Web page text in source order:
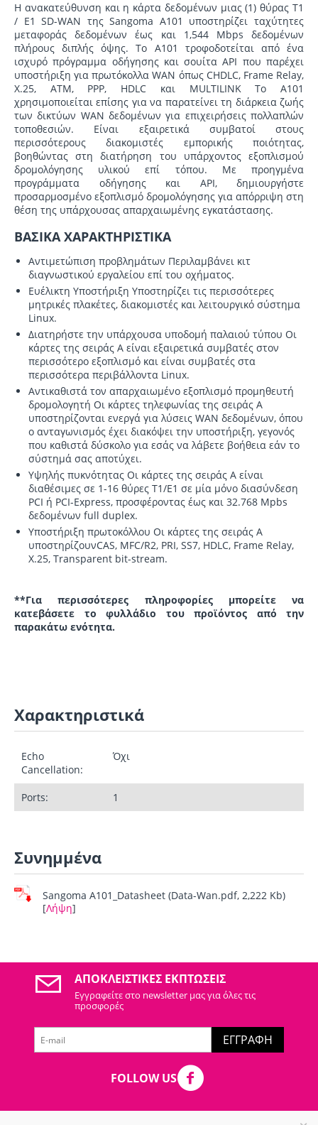
Η ανακατεύθυνση και η κάρτα δεδομένων μιας (1) θύρας T1
/ E1 SD-WAN της Sangoma A101 υποστηρίζει ταχύτητες
μεταφοράς δεδομένων έως και 1,544 Mbps δεδομένων
πλήρους διπλής όψης.
Το A101 τροφοδοτείται από ένα
ισχυρό πρόγραμμα οδήγησης και σουίτα API που παρέχει
υποστήριξη για πρωτόκολλα WAN όπως CHDLC, Frame Relay,
X.25, ATM, PPP, HDLC και MULTILINK
Το A101
χρησιμοποιείται επίσης για να παρατείνει τη διάρκεια ζωής
των δικτύων WAN δεδομένων για επιχειρήσεις πολλαπλών
τοποθεσιών.
Είναι εξαιρετικά συμβατοί στους
περισσότερους διακομιστές εμπορικής ποιότητας,
βοηθώντας στη διατήρηση του υπάρχοντος εξοπλισμού
δρομολόγησης υλικού επί τόπου.
Με προηγμένα
προγράμματα οδήγησης και API, δημιουργήστε
προσαρμοσμένο εξοπλισμό δρομολόγησης για απόρριψη στη
θέση της υπάρχουσας απαρχαιωμένης εγκατάστασης.
BΑΣΙΚΑ ΧΑΡΑΚΤΗΡΙΣΤΙΚΑ
Αντιμετώπιση προβλημάτων Περιλαμβάνει κιτ
διαγνωστικού εργαλείου επί του οχήματος.
Ευέλικτη Υποστήριξη Υποστηρίζει τις περισσότερες
μητρικές πλακέτες, διακομιστές και λειτουργικό σύστημα
Linux.
Διατηρήστε την υπάρχουσα υποδομή παλαιού τύπου Οι
κάρτες της σειράς A είναι εξαιρετικά συμβατές στον
περισσότερο εξοπλισμό και είναι συμβατές στα
περισσότερα περιβάλλοντα Linux.
Αντικαθιστά τον απαρχαιωμένο εξοπλισμό προμηθευτή
δρομολογητή Οι κάρτες τηλεφωνίας της σειράς A
υποστηρίζονται ενεργά για λύσεις WAN δεδομένων, όπου
ο ανταγωνισμός έχει διακόψει την υποστήριξη, γεγονός
που καθιστά δύσκολο για εσάς να λάβετε βοήθεια εάν το
σύστημά σας αποτύχει.
Υψηλής πυκνότητας Οι κάρτες της σειράς A είναι
διαθέσιμες σε 1-16 θύρες T1/E1 σε μία μόνο διασύνδεση
PCI ή PCI-Express, προσφέροντας έως και 32.768 Mpbs
δεδομένων full duplex.
Υποστήριξη πρωτοκόλλου Οι κάρτες της σειράς A
υποστηρίζουνCAS, MFC/R2, PRI, SS7, HDLC, Frame Relay,
X.25, Transparent bit-stream.
**Για περισσότερες πληροφορίες μπορείτε να
κατεβάσετε το φυλλάδιο του προϊόντος από την
παρακάτω ενότητα.
Χαρακτηριστικά
Echo
Cancellation:
Όχι
Ports: 1
Συνημμένα
Sangoma A101_Datasheet (Data-Wan.pdf, 2,222 Kb)
[Λήψη]
ΑΠΟΚΛΕΙΣΤΙΚΈΣ ΕΚΠΤΏΣΕΙΣ
Εγγραφείτε στo newsletter μας για όλες τις
προσφορές
ΕΓΓΡΑΦΉ
FOLLOW US